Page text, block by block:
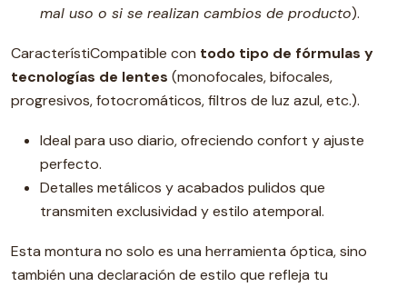
mal uso o si se realizan cambios de producto).
CaracterístiCompatible con todo tipo de fórmulas y
tecnologías de lentes (monofocales, bifocales,
progresivos, fotocromáticos, filtros de luz azul, etc.).
Ideal para uso diario, ofreciendo confort y ajuste
perfecto.
Detalles metálicos y acabados pulidos que
transmiten exclusividad y estilo atemporal.
Esta montura no solo es una herramienta óptica, sino
también una declaración de estilo que refleja tu